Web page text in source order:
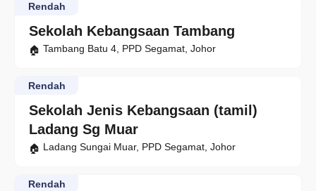
Sekolah Kebangsaan Tambang
Rendah
Tambang Batu 4, PPD Segamat, Johor
Sekolah Jenis Kebangsaan (tamil)
Ladang Sg Muar
Rendah
Ladang Sungai Muar, PPD Segamat, Johor
Rendah